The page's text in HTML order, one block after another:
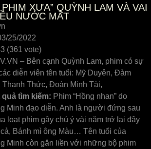
XƯA” QUỲNH LAM VÀ VAI
NƯỚC MẮT
25/2022
(361 vote)
– Bên cạnh Quỳnh Lam, phim có sự
diễn viên tên tuổi: Mỹ Duyên, Đàm
Thức, Đoàn Minh Tài,
tìm kiếm: Phim “Hồng nhan” do
Minh đạo diễn. Anh là người đứng sau
loạt phim gây chú ý vài năm trở lại đây
Bánh mì ông Màu… Tên tuổi của
Minh còn gắn liền với những bộ phim